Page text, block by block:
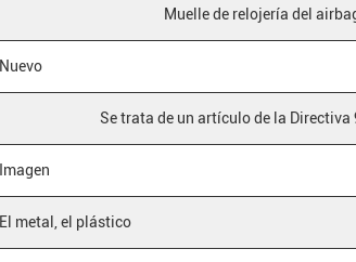
Muelle de relojería del
Nuevo
Se trata de un artículo de la Directiva
Imagen
El metal, el plástico